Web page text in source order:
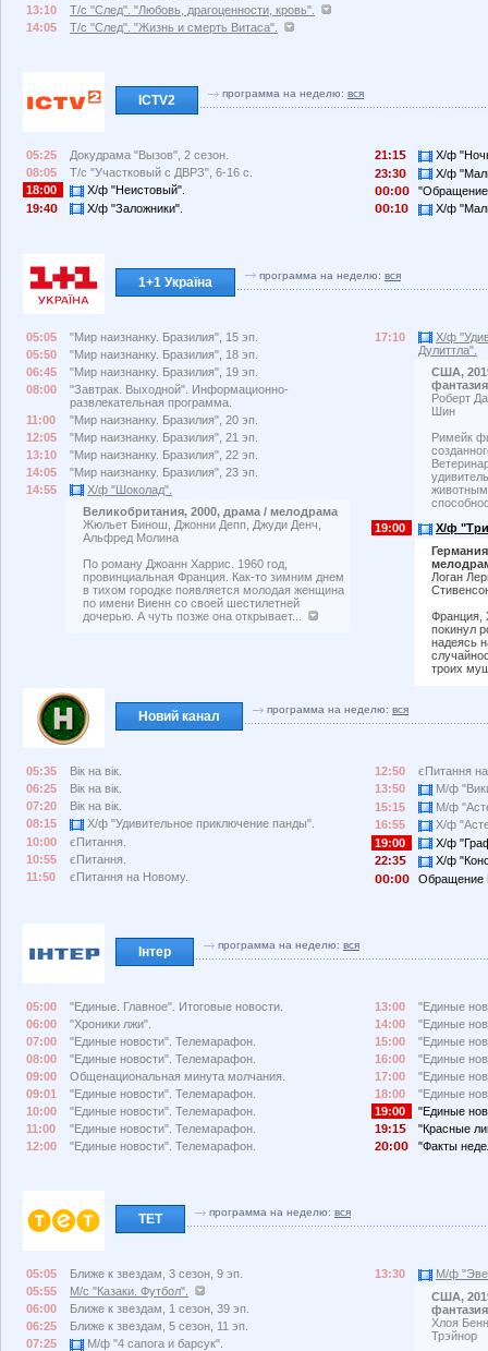
13:10
Т/с "След". "Любовь, драгоценности, кровь".
14:05
Т/с "След". "Жизнь и смерть Витаса".
ICTV2 программа на неделю: вся
05:25
Докудрама "Вызов", 2 сезон.
08:05
Т/с "Участковый с ДВРЗ", 6-16 с.
18:00
Х/ф "Неистовый".
19:4
Х/ф "Заложники".
21:1
Х/ф
23:3
Х/ф
:
"Обращение
:1
Х/ф
1+1 Україна программа на неделю: вся
05:05
"Мир наизнанку. Бразилия", 15 эп.
05:50
"Мир наизнанку. Бразилия", 18 эп.
06:45
"Мир наизнанку. Бразилия", 19 эп.
08:00
"Завтрак. Выходной". Информационно-
развлекательная программа.
11:00
"Мир наизнанку. Бразилия", 20 эп.
12:05
"Мир наизнанку. Бразилия", 21 эп.
13:10
"Мир наизнанку. Бразилия", 22 эп.
14:05
"Мир наизнанку. Бразилия", 23 эп.
14:55
Х/ф "Шоколад".
Великобритания, 2000, драма / мелодрама
Жюльет Бинош, Джонни Депп, Джуди Денч,
Альфред Молина
По роману Джоанн Харрис. 1960 год,
провинциальная Франция. Как-то зимним днем
в тихом городке появляется молодая женщина
по имени Виенн со своей шестилетней
дочерью. А чуть позже она открывает...
17:10
Х/ф
Дулиттла".
США,
фантазия
Роберт
Шин
Римейк
19:00
Х/ф
Логан
Франция,
покинул
надеясь
троих
Новий канал программа на неделю: вся
05:35
Вік на вік.
06:25
Вік на вік.
07:20
Вік на вік.
08:15
Х/ф "Удивительное приключение панды".
10:00
єПитання.
10:55
єПитання.
11:50
єПитання на Новому.
12:50
єПитання
13:50
М/ф
15:15
М/ф
16:55
Х/ф
19:00
Х/ф
22:3
Х/ф
:
Обращение
Інтер программа на неделю: вся
05:00
"Единые. Главное". Итоговые новости.
06:00
"Хроники лжи".
07:00
"Единые новости". Телемарафон.
08:00
"Единые новости". Телемарафон.
09:00
Общенациональная минута молчания.
09:01
"Единые новости". Телемарафон.
10:00
"Единые новости". Телемарафон.
11:00
"Единые новости". Телемарафон.
12:00
"Единые новости". Телемарафон.
13:00
"Единые
14:00
"Единые
15:00
"Единые
16:00
"Единые
17:00
"Единые
18:00
"Единые
19:00
"Единые
19:1
"Красные
2
: "Факты
ТЕТ программа на неделю: вся
05:05
Ближе к звездам, 3 сезон, 9 эп.
05:55
М/с "Казаки. Футбол".
06:00
Ближе к звездам, 1 сезон, 39 эп.
06:25
Ближе к звездам, 5 сезон, 11 эп.
07:25
М/ф "4 сапога и барсук".
13:30
М/ф
США,
фантазия
Хлоя
Трэйнор